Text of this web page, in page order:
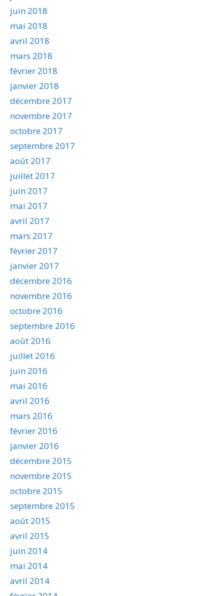
juin 2018
mai 2018
avril 2018
mars 2018
février 2018
janvier 2018
décembre 2017
novembre 2017
octobre 2017
septembre 2017
août 2017
juillet 2017
juin 2017
mai 2017
avril 2017
mars 2017
février 2017
janvier 2017
décembre 2016
novembre 2016
octobre 2016
septembre 2016
août 2016
juillet 2016
juin 2016
mai 2016
avril 2016
mars 2016
février 2016
janvier 2016
décembre 2015
novembre 2015
octobre 2015
septembre 2015
août 2015
avril 2015
juin 2014
mai 2014
avril 2014